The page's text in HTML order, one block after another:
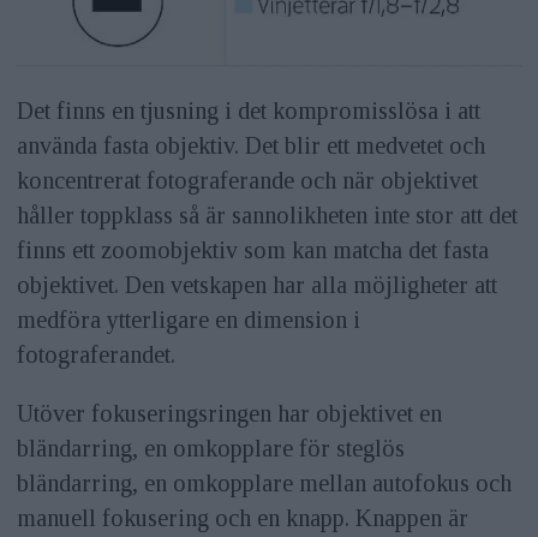
Det finns en tjusning i det kompromisslösa i att
använda fasta objektiv. Det blir ett medvetet och
koncentrerat fotograferande och när objektivet
håller toppklass så är sannolikheten inte stor att det
finns ett zoomobjektiv som kan matcha det fasta
objektivet. Den vetskapen har alla möjligheter att
medföra ytterligare en dimension i
fotograferandet.
Utöver fokuseringsringen har objektivet en
bländarring, en omkopplare för steglös
bländarring, en omkopplare mellan autofokus och
manuell fokusering och en knapp. Knappen är